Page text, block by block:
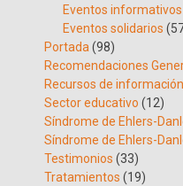
Eventos informativos
Eventos solidarios
Portada (98)
Recomendaciones
Recursos de información
Sector educativo (12)
Síndrome de Ehlers-
Síndrome de Ehlers-
Testimonios (33)
Tratamientos (19)